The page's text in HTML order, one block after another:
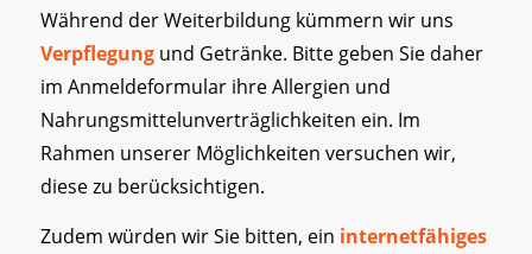
Während der Weiterbildung kümmern wir uns
Verpflegungund Getränke. Bitte geben Sie daher
im Anmeldeformular ihre Allergien und
Nahrungsmittelunverträglichkeiten ein. Im
Rahmen unserer Möglichkeiten versuchen wir,
diese zu berücksichtigen.
Zudem würden wir Sie bitten, ein internetfähiges